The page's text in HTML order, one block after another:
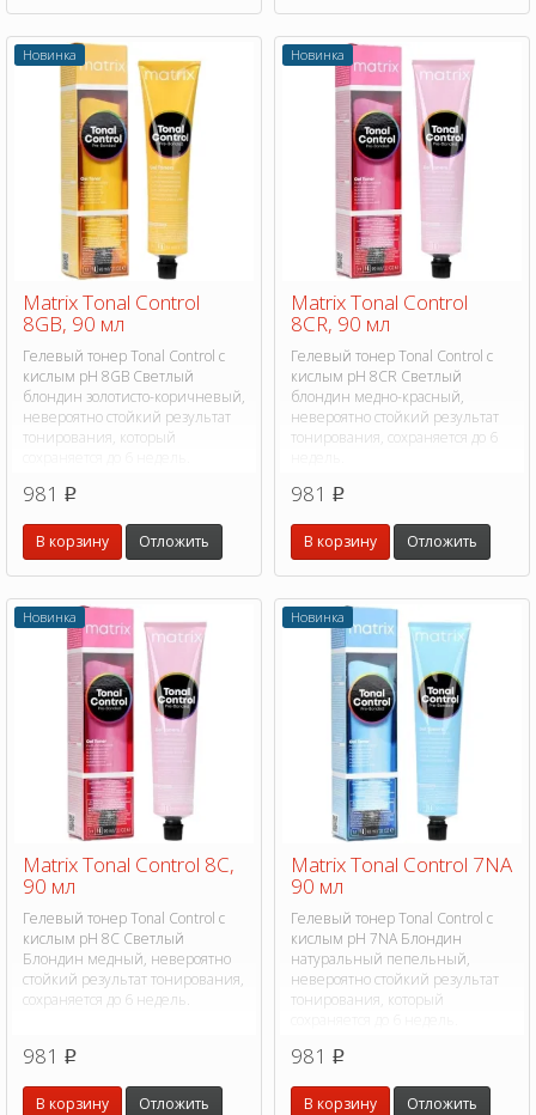
Новинка
Matrix Tonal Control
8GB, 90 мл
Гелевый тонер Tonal Control с
кислым pH 8GB Светлый
блондин золотисто-коричневый,
невероятно стойкий результат
тонирования, который
981 p
В корзину Отложить
Новинка
Matrix Tonal Control
8CR, 90 мл
Гелевый тонер Tonal Control с
кислым pH 8CR Светлый
блондин медно-красный,
невероятно стойкий результат
тонирования, сохраняется до 6
981 p
В корзину Отложить
Новинка
Matrix Tonal Control 8C,
90 мл
Гелевый тонер Tonal Control с
кислым pH 8C Светлый
Блондин медный, невероятно
стойкий результат тонирования,
сохраняется до 6 недель.
981 p
В корзину Отложить
Новинка
Matrix Tonal Control 7NA
90 мл
Гелевый тонер Tonal Control с
кислым pH 7NA Блондин
натуральный пепельный,
невероятно стойкий результат
тонирования, который
981 p
В корзину Отложить